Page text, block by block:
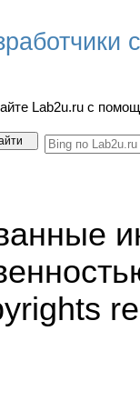
Lab2u.ru с